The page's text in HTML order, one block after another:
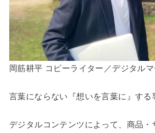
岡筋耕平 コピーライター／デジタル
言葉にならない『想いを言葉に』する
デジタルコンテンツによって、商品・